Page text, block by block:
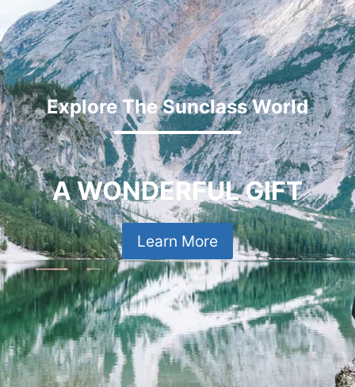
Explore The Sunclass World
A WONDERFUL GIFT
Learn More